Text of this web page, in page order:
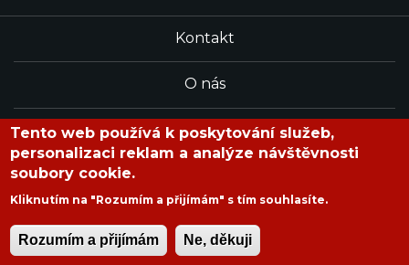
Kontakt
O nás
Redakce
Copyright © 2020 Muzikus s.r.o.
Tento web používá k poskytování služeb,
personalizaci reklam a analýze návštěvnosti
soubory cookie.
Kliknutím na "Rozumím a přijímám" s tím souhlasíte.
Rozumím a přijímám Ne, děkuji